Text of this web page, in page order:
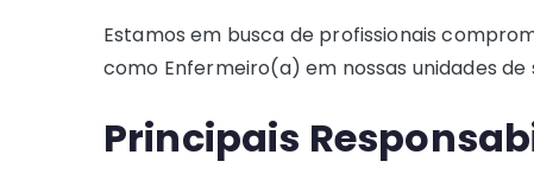
Estamos em busca de profissionais
como Enfermeiro(a) em nossas unidades de
Principais